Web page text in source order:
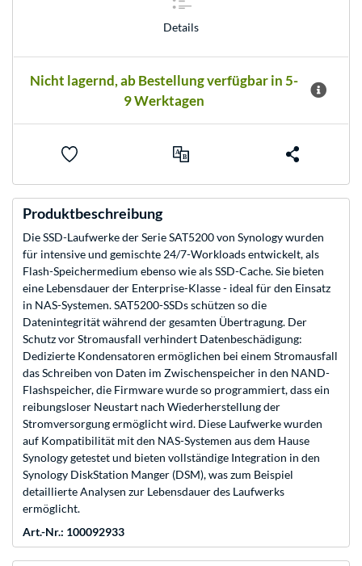
Details
Nicht lagernd, ab Bestellung verfügbar in 5-
9 Werktagen
Produktbeschreibung
Die SSD-Laufwerke der Serie SAT5200 von Synology wurden
für intensive und gemischte 24/7-Workloads entwickelt, als
Flash-Speichermedium ebenso wie als SSD-Cache. Sie bieten
eine Lebensdauer der Enterprise-Klasse - ideal für den Einsatz
in NAS-Systemen. SAT5200-SSDs schützen so die
Datenintegrität während der gesamten Übertragung. Der
Schutz vor Stromausfall verhindert Datenbeschädigung:
Dedizierte Kondensatoren ermöglichen bei einem Stromausfall
das Schreiben von Daten im Zwischenspeicher in den NAND-
Flashspeicher, die Firmware wurde so programmiert, dass ein
reibungsloser Neustart nach Wiederherstellung der
Stromversorgung ermöglicht wird. Diese Laufwerke wurden
auf Kompatibilität mit den NAS-Systemen aus dem Hause
Synology getestet und bieten vollständige Integration in den
Synology DiskStation Manger (DSM), was zum Beispiel
detaillierte Analysen zur Lebensdauer des Laufwerks
ermöglicht.
Art.-Nr.: 100092933